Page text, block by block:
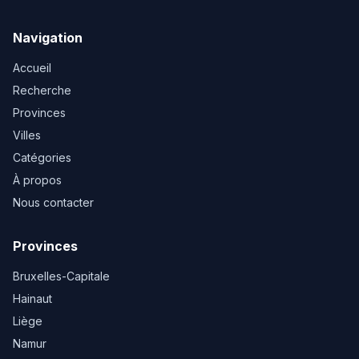
Navigation
Accueil
Recherche
Provinces
Villes
Catégories
À propos
Nous contacter
Provinces
Bruxelles-Capitale
Hainaut
Liège
Namur